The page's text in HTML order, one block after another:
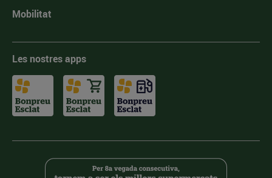
Mobilitat
Les nostres apps